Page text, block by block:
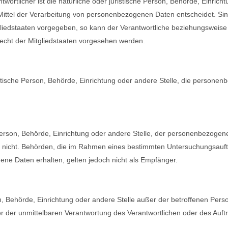
der Verarbeitung von personenbezogenen Daten entscheidet.
vorgegeben, so kann der Verantwortliche
der Mitgliedstaaten vorgesehen werden.
Person, Behörde, Einrichtung oder andere Stelle, die
Behörde, Einrichtung oder andere Stelle, der
Behörden, die im Rahmen eines bestimmten
Daten erhalten, gelten jedoch nicht als Empfänger.
Behörde, Einrichtung oder andere Stelle außer der betroffenen
der unmittelbaren Verantwortung des Verantwortlichen oder des